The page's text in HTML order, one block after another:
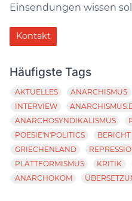
Einsendungen wissen
Kontakt
Häufigste Tags
AKTUELLES ANARCHISMUS
INTERVIEW
ANARCHOSYNDIKALISMUS
POESIE'N'POLITICS
BERICHT
GRIECHENLAND
PLATTFORMISMUS
KRITIK
ANARCHOKOM